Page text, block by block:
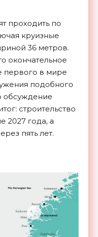
проходить по
круизные
36 метров.
окончательное
первого в мире
подобного
обсуждение
строительство
2027 года, а
пять лет.